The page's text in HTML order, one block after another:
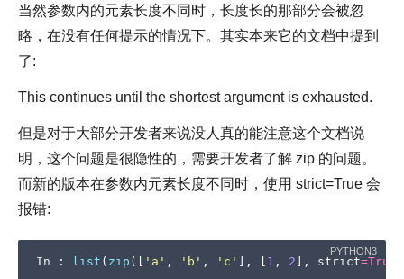
当然参数内的元素长度不同时，长度长的那部分会被忽
略，在没有任何提示的情况下。其实本来它的文档中提到
了:
This continues until the shortest argument is exhausted.
但是对于大部分开发者来说没人真的能注意这个文档说
明，这个问题是很隐性的，需要开发者了解 zip 的问题。
而新的版本在参数内元素长度不同时，使用 strict=True 会
报错:
In : list ( zip ([ 'a' , 'b' , 'c' ], 1 , 2 ], strict=True